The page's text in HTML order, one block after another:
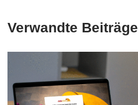
Verwandte Beiträge